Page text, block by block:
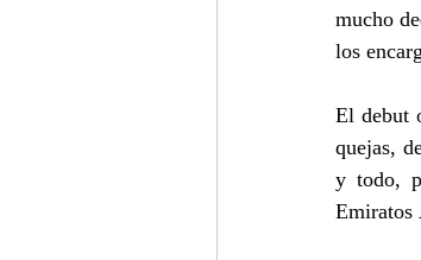
mucho
los
El debut
quejas,
y todo,